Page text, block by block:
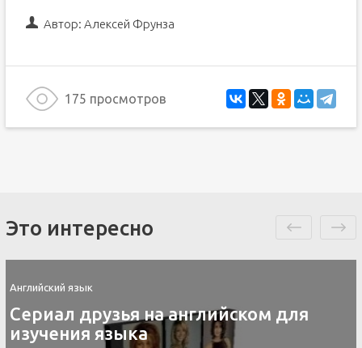
Автор: Алексей Фрунза
175 просмотров
Это интересно
Английский язык
Сериал друзья на английском для
изучения языка